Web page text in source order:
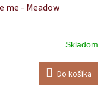
me - Meadow
Skladom
Do košíka